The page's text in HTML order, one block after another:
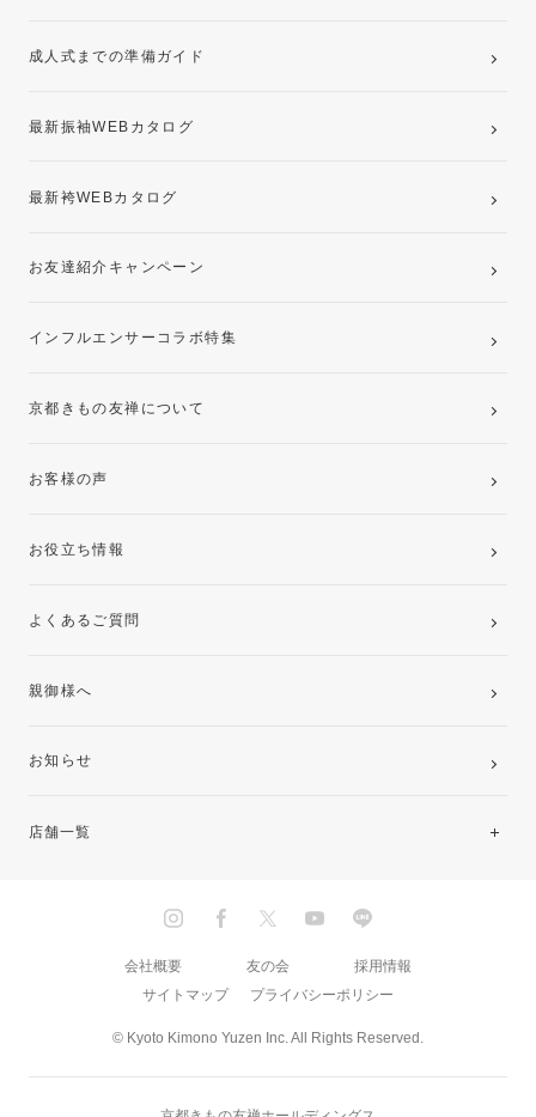
成人式までの準備ガイド
最新振袖WEBカタログ
最新袴WEBカタログ
お友達紹介キャンペーン
インフルエンサーコラボ特集
京都きもの友禅について
お客様の声
お役立ち情報
よくあるご質問
親御様へ
お知らせ
店舗一覧
© Kyoto Kimono Yuzen Inc. All Rights Reserved.
会社概要 友の会
採用情報
サイトマップ
プライバシーポリシー